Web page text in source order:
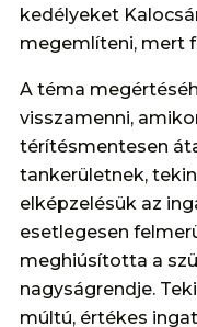
kedélyeket
megemlíteni, mert
A téma
visszamenni,
térítésmentesen
tankerületnek,
elképzelésük az
esetlegesen
meghiúsította a
nagyságrendje.
múltú, értékes